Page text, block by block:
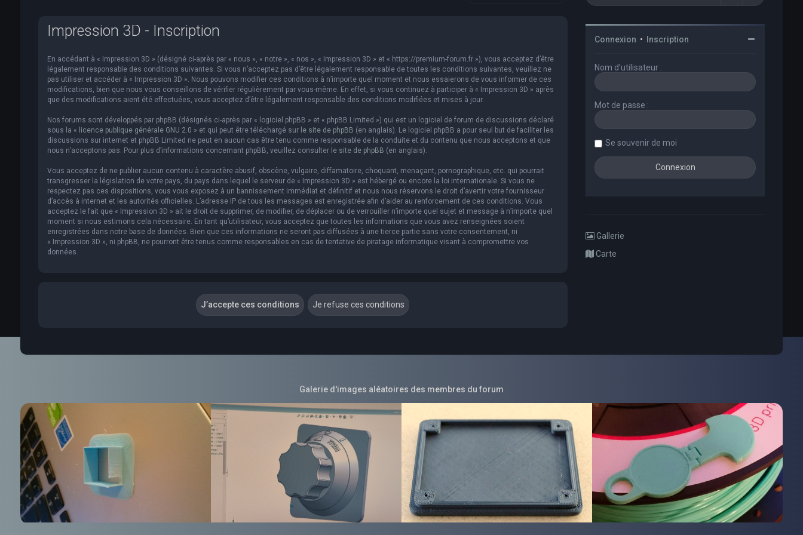
Impression 3D - Inscription
En accédant à « Impression 3D » (désigné ci-après par « nous », « notre », « nos », « Impression 3D » et « https://premium-forum.fr »), vous acceptez d’être
légalement responsable des conditions suivantes. Si vous n’acceptez pas d’être légalement responsable de toutes les conditions suivantes, veuillez ne
pas utiliser et accéder à « Impression 3D ». Nous pouvons modifier ces conditions à n’importe quel moment et nous essaierons de vous informer de ces
modifications, bien que nous vous conseillons de vérifier régulièrement par vous-même. En effet, si vous continuez à participer à « Impression 3D » après
que des modifications aient été effectuées, vous acceptez d’être légalement responsable des conditions modifiées et mises à jour.
Nos forums sont développés par phpBB (désignés ci-après par « logiciel phpBB » et « phpBB Limited ») qui est un logiciel de forum de discussions déclaré
sous la « licence publique générale GNU 2.0 » et qui peut être téléchargé sur le site de phpBB (en anglais). Le logiciel phpBB a pour seul but de faciliter les
discussions sur internet et phpBB Limited ne peut en aucun cas être tenu comme responsable de la conduite et du contenu que nous acceptons et que
nous n’acceptons pas. Pour plus d’informations concernant phpBB, veuillez consulter le site de phpBB (en anglais).
Vous acceptez de ne publier aucun contenu à caractère abusif, obscène, vulgaire, diffamatoire, choquant, menaçant, pornographique, etc. qui pourrait
transgresser la législation de votre pays, du pays dans lequel le serveur de « Impression 3D » est hébergé ou encore la loi internationale. Si vous ne
respectez pas ces dispositions, vous vous exposez à un bannissement immédiat et définitif et nous nous réservons le droit d’avertir votre fournisseur
d’accès à internet et les autorités officielles. L’adresse IP de tous les messages est enregistrée afin d’aider au renforcement de ces conditions. Vous
acceptez le fait que « Impression 3D » ait le droit de supprimer, de modifier, de déplacer ou de verrouiller n’importe quel sujet et message à n’importe quel
moment si nous estimons cela nécessaire. En tant qu’utilisateur, vous acceptez que toutes les informations que vous avez renseignées soient
enregistrées dans notre base de données. Bien que ces informations ne seront pas diffusées à une tierce partie sans votre consentement, ni
« Impression 3D », ni phpBB, ne pourront être tenus comme responsables en cas de tentative de piratage informatique visant à compromettre vos
données.
Connexion • Inscription
Nom d’utilisateur :
Mot de passe :
Se souvenir de moi
Gallerie
Carte
Galerie d'images aléatoires des membres du forum